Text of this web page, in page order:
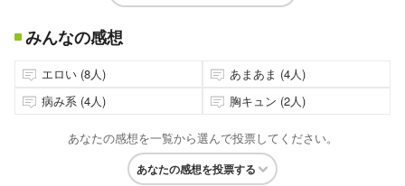
みんなの感想
エロい (8人)
あまあま (4人)
病み系 (4人)
胸キュン (2人)
あなたの感想を一覧から選んで投票してください。
あなたの感想を投票する